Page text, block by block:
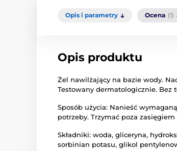
Opis i parametry Ocena (1)
Opis produktu
Żel nawilżający na bazie wody.
Testowany dermatologicznie. Bez
Sposób użycia: Nanieść
potrzeby. Trzymać poza
Składniki: woda, gliceryna,
sorbinian potasu, glikol